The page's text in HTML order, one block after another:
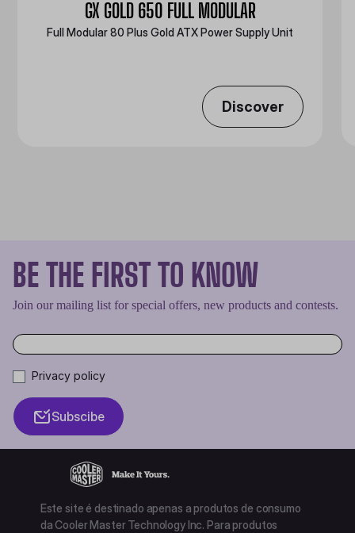
GX GOLD 650 FULL MODULAR
Full Modular 80 Plus Gold ATX Power Supply Unit
Discover
BE THE FIRST TO KNOW
Join our mailing list for special offers, new products and contests.
Privacy policy
Subscibe
Este site é destinado apenas a produtos de consumo
da Cooler Master Technology Inc. Para produtos